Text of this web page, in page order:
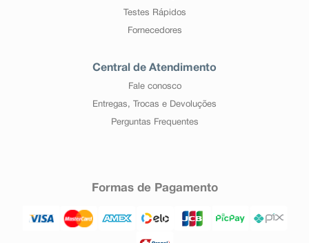
Testes Rápidos
Fornecedores
Central de Atendimento
Fale conosco
Entregas, Trocas e Devoluções
Perguntas Frequentes
Formas de Pagamento